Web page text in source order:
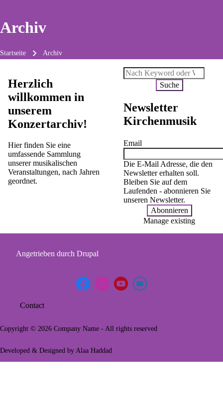
Archiv
Pfadnavigation
Startseite Archiv
Herzlich
willkommen in
unserem
Konzertarchiv!
Hier finden Sie eine
umfassende Sammlung
unserer musikalischen
Veranstaltungen, nach Jahren
geordnet.
Suche
Newsletter
Kirchenmusik
Email
Die E-Mail Adresse, die den
Newsletter erhalten soll.
Bleiben Sie auf dem
Laufenden - abonnieren Sie
unseren Newsletter.
Manage existing
Angetrieben durch Drupal
menu
Contact
Copyright © 2026 Company Name - All rights reserved
Developed & Designed by Alaa Haddad